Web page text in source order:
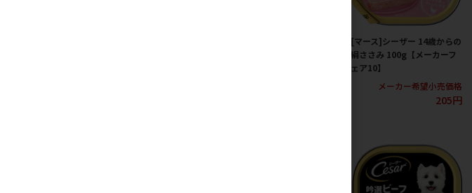
[マース]シーザー 14歳からの
絹ささみ 100g【メーカーフ
ェア10】
メーカー希望小売価格
205円